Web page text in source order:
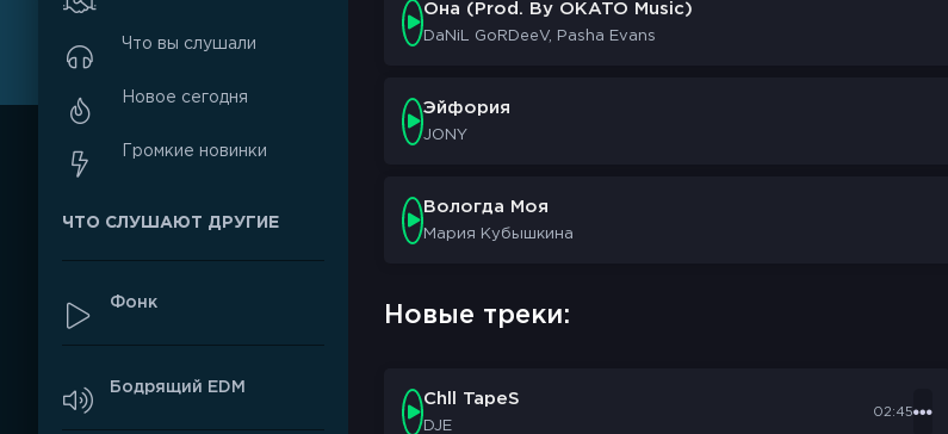
Она (Prod. By OKATO Music)
DaNiL GoRDeeV, Pasha Evans
Эйфория
JONY
Вологда Моя
Мария Кубышкина
Новые треки:
Chll TapeS
DJE
02:45
Что вы слушали
Новое сегодня
Громкие новинки
ЧТО СЛУШАЮТ ДРУГИЕ
Фонк
Бодрящий EDM